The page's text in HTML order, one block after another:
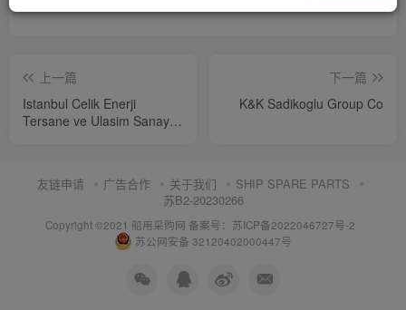
上一篇
Istanbul Celik Enerji
Tersane ve Ulasim Sanayi
下一篇
K&K Sadikoglu Group Co
友链申请 广告合作 关于我们
SHIP SPARE PARTS
苏B2-20230266
Copyright ©2021 船用采购网 备案号：苏ICP备2022046727号-2
苏公网安备 32120402000447号